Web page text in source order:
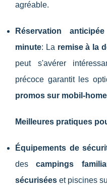
agréable.
Réservation
minute: La remise à la
peut s'avérer
précoce garantit les
promos sur mobil-
Meilleures pratiques
Équipements de
descampings
sécurisées et piscines